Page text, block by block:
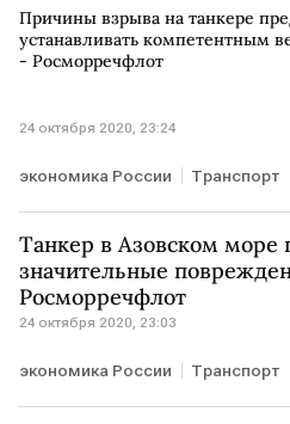
Причины взрыва на танкере
устанавливать компетентным
- Росморречфлот
24 октября 2020, 23:24
экономика России Транспорт
Энергетика РОССИЯ
Танкер в Азовском море
значительные
Росморречфлот
24 октября 2020, 23:03
экономика России Транспорт
Энергетика РОССИЯ